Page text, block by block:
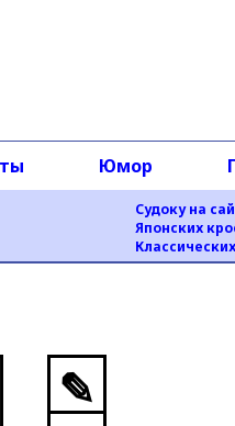
Судоку на
Японских
Юмор
✎